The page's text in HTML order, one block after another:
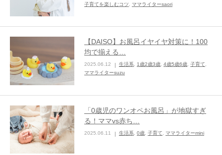
子育てを楽しむコツ
ママライターsaori
【DAISO】お風呂イヤイヤ対策に！100
均で揃える…
2025.06.12 生活系, 1歳2歳3歳, 4歳5歳6歳, 子育て,
ママライターsuzu
「0歳児のワンオペお風呂」が地獄すぎ
る！ママvs赤ち…
2025.06.11 生活系 0歳 子育て ママライターmini